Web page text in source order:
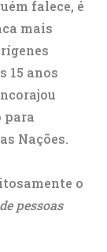
falece, é
mais
15 anos
para
Nações.
o
pessoas